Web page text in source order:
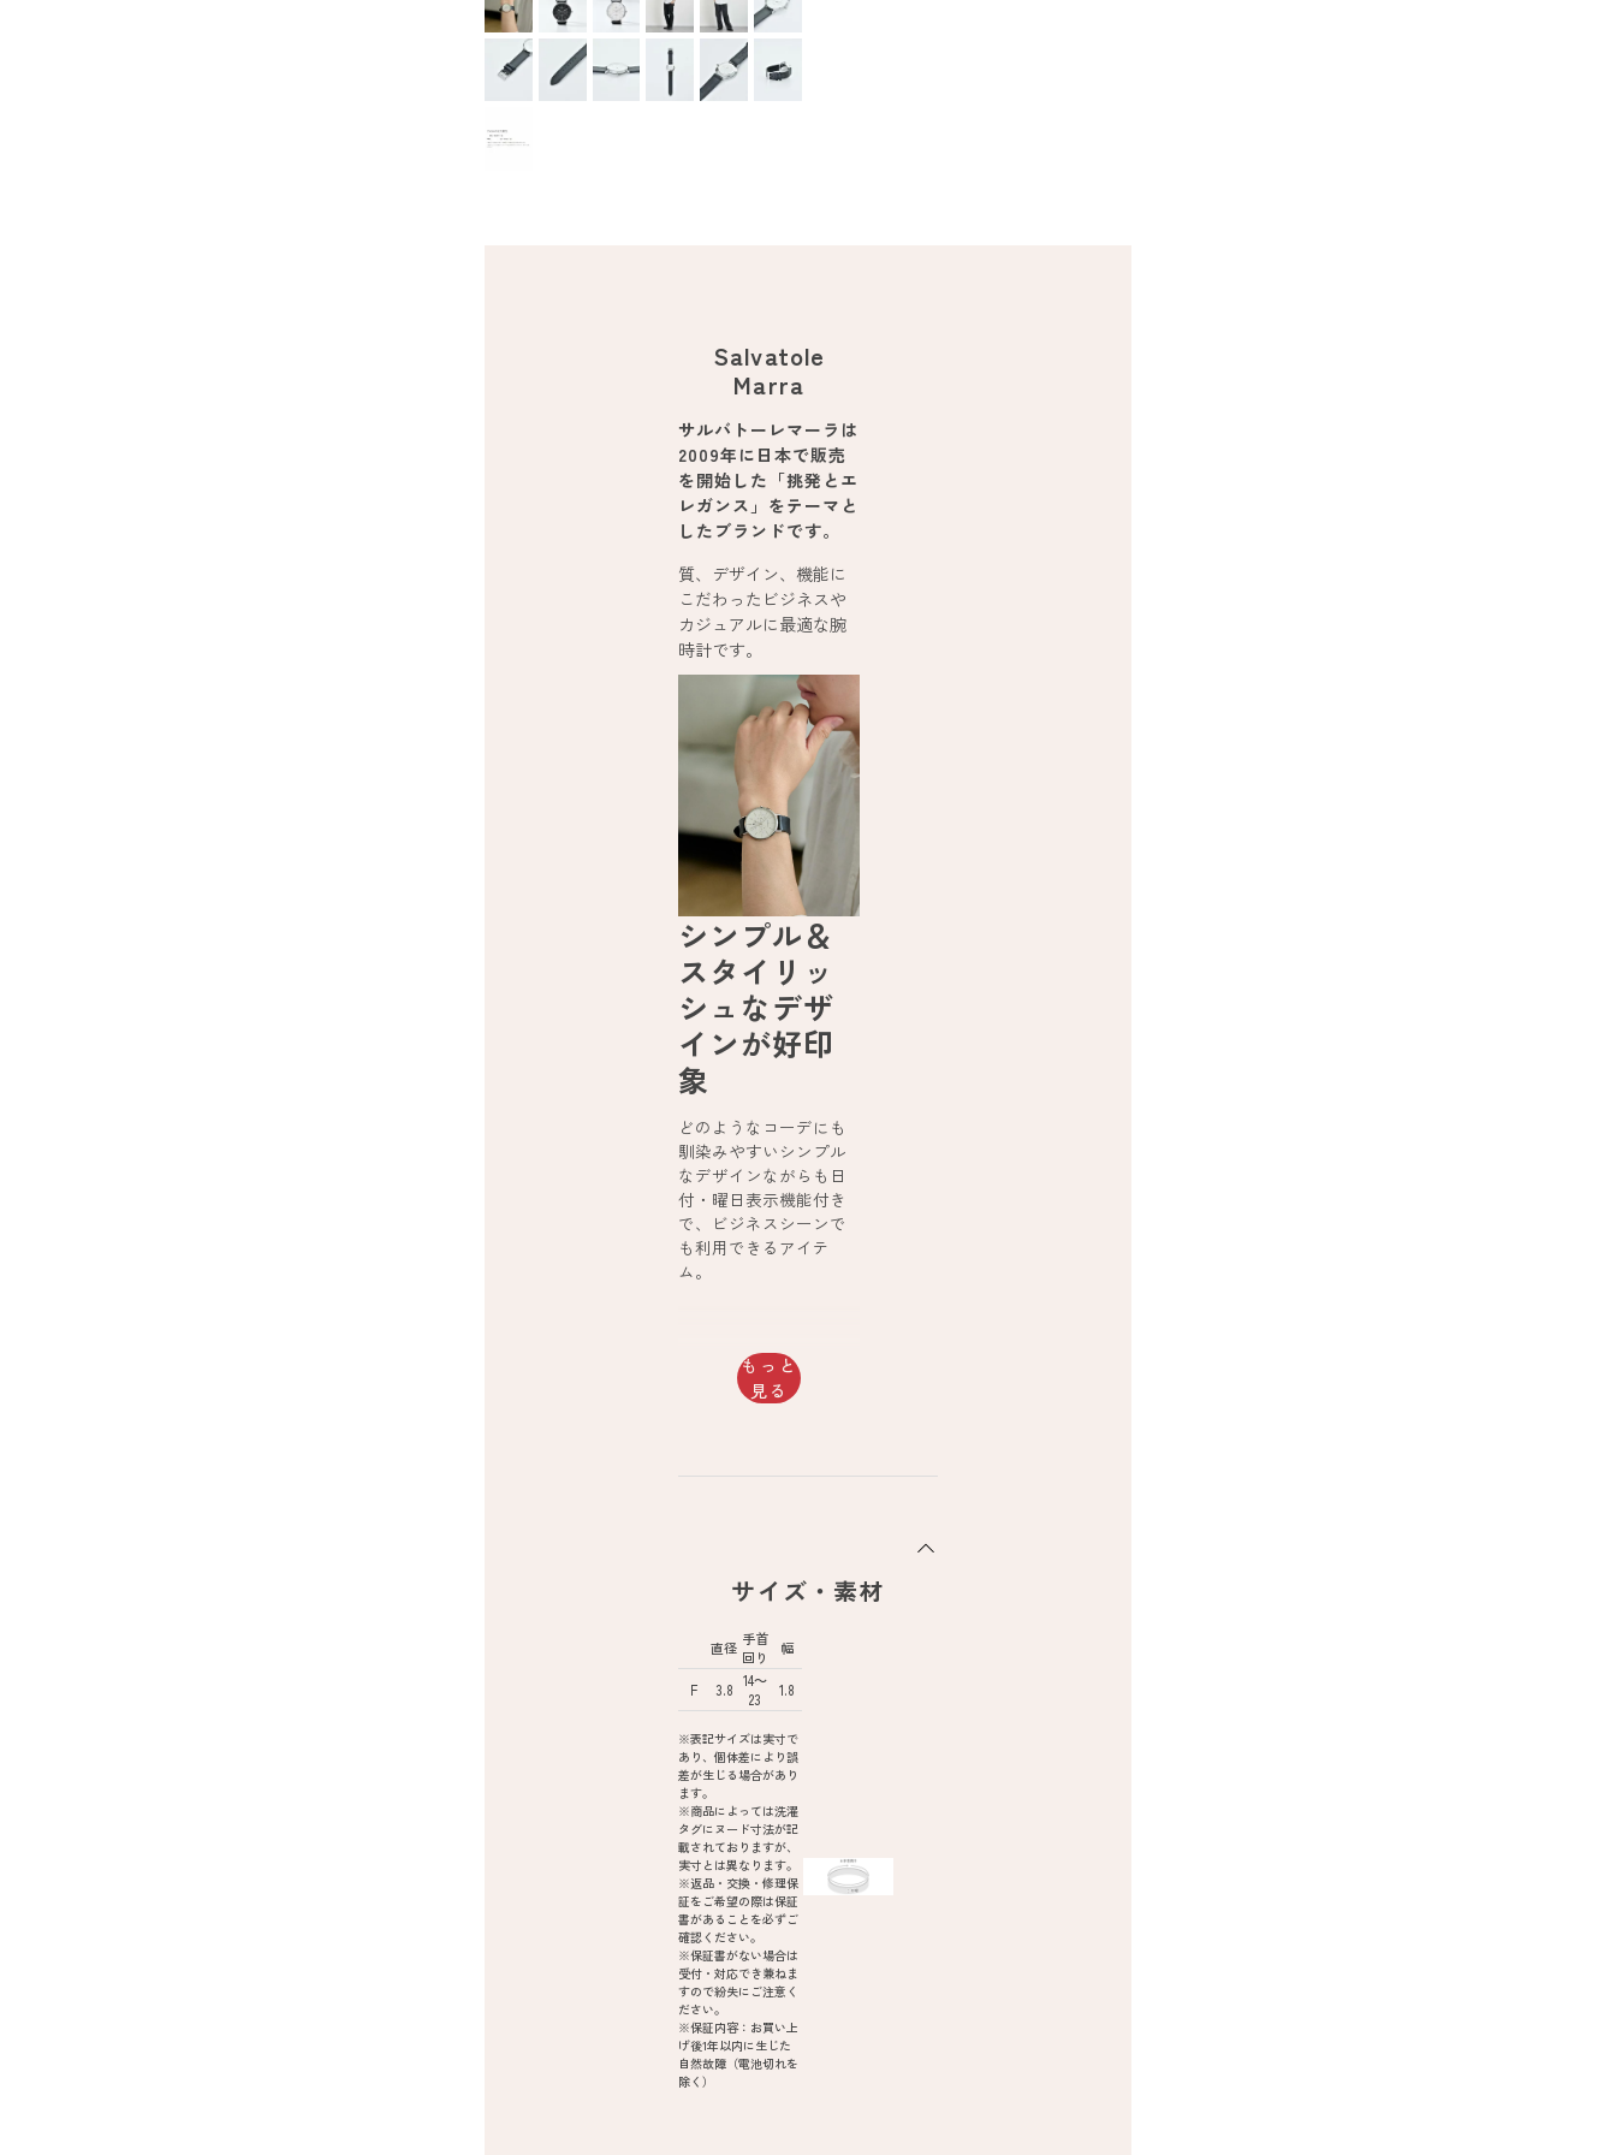
Salvatole
Marra
サルバトーレマーラは
2009年に日本で販売
を開始した「挑発とエ
レガンス」をテーマと
したブランドです。
質、デザイン、機能に
こだわったビジネスや
カジュアルに最適な腕
時計です。
シンプル＆
スタイリッ
シュなデザ
インが好印
象
どのようなコーデにも
馴染みやすいシンプル
なデザインながらも日
付・曜日表示機能付き
で、ビジネスシーンで
も利用できるアイテ
ム。
もっと
見る
サイズ・素材
直径 手首
回り
幅
F 3.8 14～
23
1.8
※表記サイズは実寸で
あり、個体差により誤
差が生じる場合があり
ます。
※商品によっては洗濯
タグにヌード寸法が記
載されておりますが、
実寸とは異なります。
※返品・交換・修理保
証をご希望の際は保証
書があることを必ずご
確認ください。
※保証書がない場合は
受付・対応でき兼ねま
すので紛失にご注意く
ださい。
※保証内容：お買い上
げ後1年以内に生じた
自然故障（電池切れを
除く）